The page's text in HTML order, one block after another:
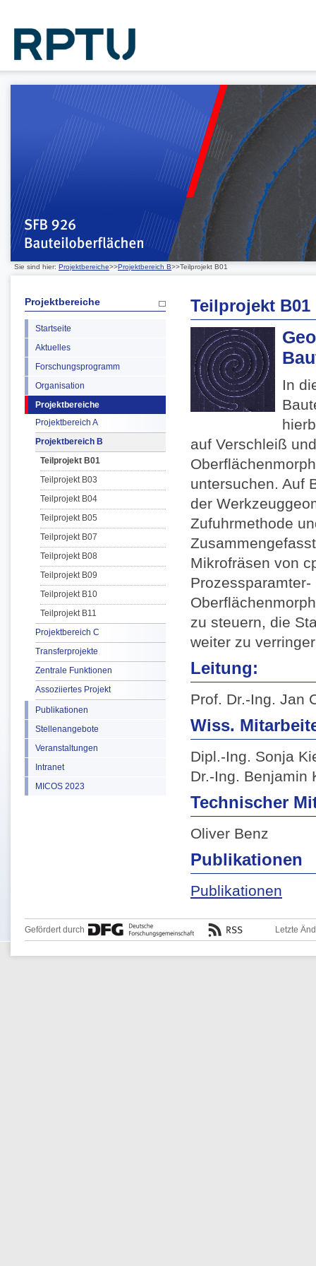
Sie sind hier: Projektbereiche>>Projektbereich B>>Teilprojekt B01
Projektbereiche
Startseite
Aktuelles
Forschungsprogramm
Organisation
Projektbereiche
Projektbereich A
Projektbereich B
Teilprojekt B01
Teilprojekt B03
Teilprojekt B04
Teilprojekt B05
Teilprojekt B07
Teilprojekt B08
Teilprojekt B09
Teilprojekt B10
Teilprojekt B11
Projektbereich C
Transferprojekte
Zentrale Funktionen
Assoziiertes Projekt
Publikationen
Stellenangebote
Veranstaltungen
Intranet
MICOS 2023
Teilprojekt B01
In
auf Verschleiß
untersuchen. Auf
der
Zufuhrmethode
Mikrofräsen von
zu steuern, die
weiter zu
Leitung:
Prof. Dr.-Ing. Jan
Wiss.
Dipl.-Ing. Sonja
Dr.-Ing. Benjamin
Technischer
Oliver Benz
Publikationen
Publikationen
Gefördert durch Letzte